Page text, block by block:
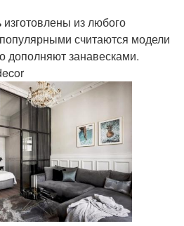
изготовлены из любого
считаются модели
дополняют занавесками.